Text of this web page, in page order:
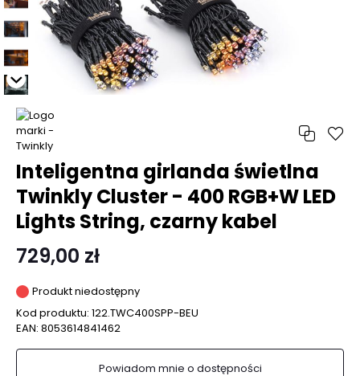
Inteligentna girlanda świetlna
Twinkly Cluster - 400 RGB+W LED
Lights String, czarny kabel
729,00 zł
Produkt niedostępny
Kod produktu: 122.TWC400SPP-BEU
EAN: 8053614841462
Powiadom mnie o dostępności